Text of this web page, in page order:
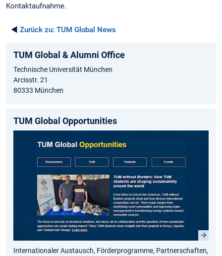
Kontaktaufnahme.
◄ Zurück zu: TUM Global News
TUM Global & Alumni Office
Technische Universität München
Arcisstr. 21
80333 München
TUM Global Opportunities
Internationaler Austausch, Förderprogramme, Partnerschaften,